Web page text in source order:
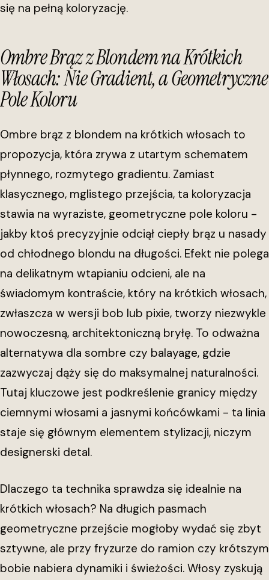
się na pełną koloryzację.
Ombre Brąz z Blondem na Krótkich
Włosach: Nie Gradient, a Geometryczne
Pole Koloru
Ombre brąz z blondem na krótkich włosach to
propozycja, która zrywa z utartym schematem
płynnego, rozmytego gradientu. Zamiast
klasycznego, mglistego przejścia, ta koloryzacja
stawia na wyraziste, geometryczne pole koloru -
jakby ktoś precyzyjnie odciął ciepły brąz u nasady
od chłodnego blondu na długości. Efekt nie polega
na delikatnym wtapianiu odcieni, ale na
świadomym kontraście, który na krótkich włosach,
zwłaszcza w wersji bob lub pixie, tworzy niezwykle
nowoczesną, architektoniczną bryłę. To odważna
alternatywa dla sombre czy balayage, gdzie
zazwyczaj dąży się do maksymalnej naturalności.
Tutaj kluczowe jest podkreślenie granicy między
ciemnymi włosami a jasnymi końcówkami - ta linia
staje się głównym elementem stylizacji, niczym
designerski detal.
Dlaczego ta technika sprawdza się idealnie na
krótkich włosach? Na długich pasmach
geometryczne przejście mogłoby wydać się zbyt
sztywne, ale przy fryzurze do ramion czy krótszym
bobie nabiera dynamiki i świeżości. Włosy zyskują